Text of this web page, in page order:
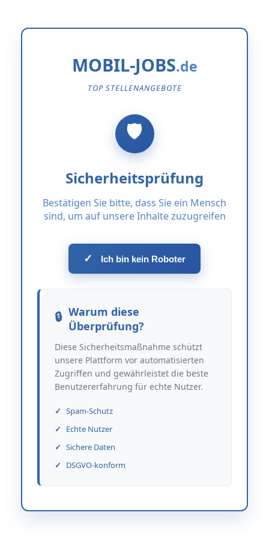
MOBIL-JOBS
TOP STELLENANGEBOTE
Sicherheitsprüfung
Bestätigen Sie bitte, dass Sie ein Mensch
sind, um auf unsere Inhalte zuzugreifen
✓ Ich bin kein Roboter
Warum diese
Überprüfung?
Diese Sicherheitsmaßnahme schützt
unsere Plattform vor automatisierten
Zugriffen und gewährleistet die beste
Benutzererfahrung für echte Nutzer.
Spam-Schutz
Echte Nutzer
Sichere Daten
DSGVO-konform